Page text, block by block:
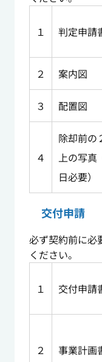
１ 判定申請
２ 案内図
３ 配置図
４
除却前の
上の写真
日必要）
交付申請
必ず契約前に必
ください。
１ 交付申請
２ 事業計画